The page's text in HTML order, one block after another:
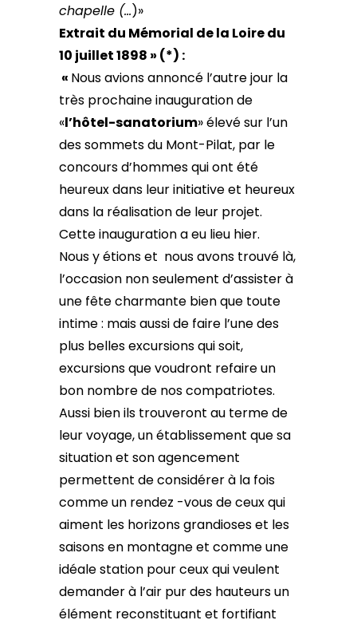
chapelle (…)»
Extrait du Mémorial de la Loire du
10 juillet 1898 » (*) :
« Nous avions annoncé l’autre jour la
très prochaine inauguration de
«l’hôtel-sanatorium» élevé sur l’un
des sommets du Mont-Pilat, par le
concours d’hommes qui ont été
heureux dans leur initiative et heureux
dans la réalisation de leur projet.
Cette inauguration a eu lieu hier.
Nous y étions et nous avons trouvé là,
l’occasion non seulement d’assister à
une fête charmante bien que toute
intime : mais aussi de faire l’une des
plus belles excursions qui soit,
excursions que voudront refaire un
bon nombre de nos compatriotes.
Aussi bien ils trouveront au terme de
leur voyage, un établissement que sa
situation et son agencement
permettent de considérer à la fois
comme un rendez -vous de ceux qui
aiment les horizons grandioses et les
saisons en montagne et comme une
idéale station pour ceux qui veulent
demander à l’air pur des hauteurs un
élément reconstituant et fortifiant